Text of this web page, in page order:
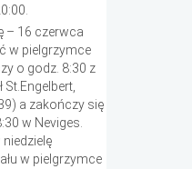
– 16 czerwca
w pielgrzymce
o godz. 8:30 z
a zakończy się
w Neviges.
w pielgrzymce